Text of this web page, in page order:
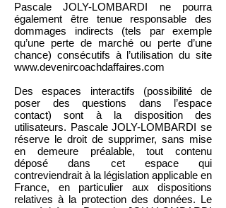
Pascale JOLY-LOMBARDI ne pourra
également être tenue responsable des
dommages indirects (tels par exemple
qu’une perte de marché ou perte d’une
chance) consécutifs à l’utilisation du site
www.devenircoachdaffaires.com
Des espaces interactifs (possibilité de
poser des questions dans l’espace
contact) sont à la disposition des
utilisateurs. Pascale JOLY-LOMBARDI se
réserve le droit de supprimer, sans mise
en demeure préalable, tout contenu
déposé dans cet espace qui
contreviendrait à la législation applicable en
France, en particulier aux dispositions
relatives à la protection des données. Le